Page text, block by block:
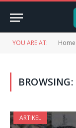
YOU ARE AT: Home
BROWSING:
ARTIKEL